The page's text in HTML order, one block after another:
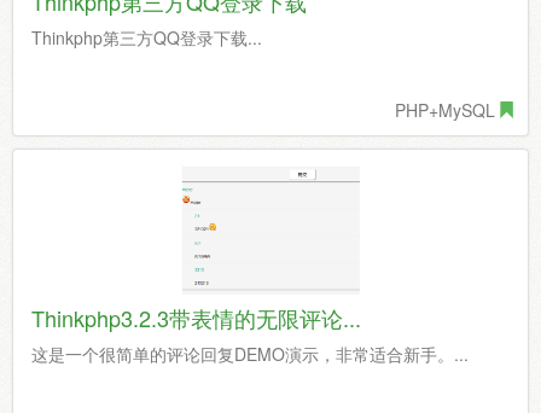
Thinkphp第三方QQ登录下载...
PHP+MySQL
Thinkphp3.2.3带表情的无限评论...
这是一个很简单的评论回复DEMO演示，非常适合新手。...